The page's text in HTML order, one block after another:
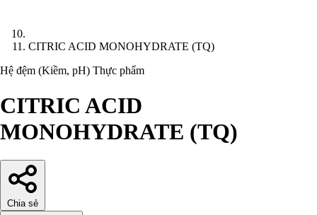
CITRIC ACID MONOHYDRATE (TQ)
Hệ đệm (Kiềm, pH) Thực phẩm
CITRIC ACID
MONOHYDRATE (TQ)
Chia sẻ